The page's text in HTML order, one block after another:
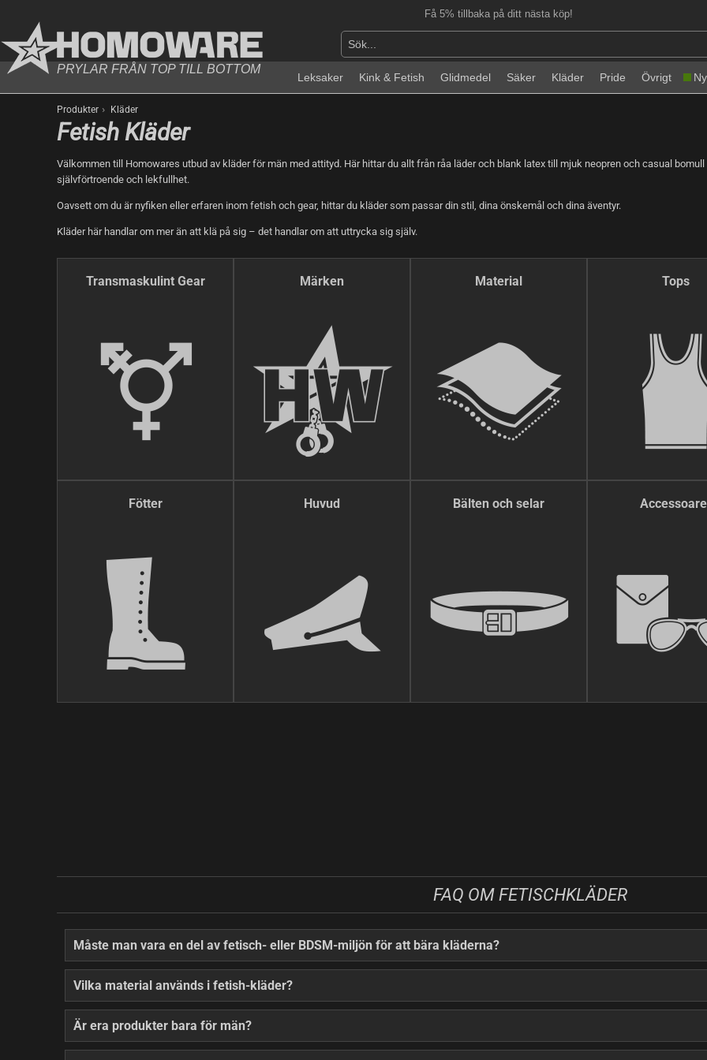
Få 5% tillbaka på ditt nästa köp!
PRYLAR FRÅN TOP TILL BOTTOM
Leksaker Kink & Fetish Glidmedel Säker Kläder Pride Övrigt
Produkter › Kläder
Fetish Kläder
Välkommen till Homowares utbud av kläder för män med attityd. Här hittar du allt från råa läder och blank latex till mjuk neopren och casual
självförtroende och lekfullhet.
Oavsett om du är nyfiken eller erfaren inom fetish och gear, hittar du kläder som passar din stil, dina önskemål och dina äventyr.
Kläder här handlar om mer än att klä på sig – det handlar om att uttrycka sig själv.
Transmaskulint Gear Märken Material Tops
Fötter Huvud Bälten och selar
FAQ OM FETISCHKLÄDER
Måste man vara en del av fetisch- eller BDSM-miljön för att bära kläderna?
Vilka material används i fetish-kläder?
Är era produkter bara för män?